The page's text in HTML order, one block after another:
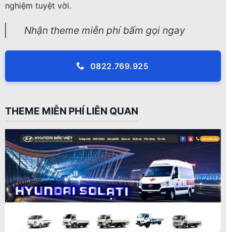
nghiệm tuyệt vời.
Nhận theme miễn phí bấm gọi ngay
0822.769.925
THEME MIỄN PHÍ LIÊN QUAN